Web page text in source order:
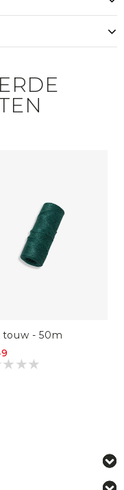
touw - 50m